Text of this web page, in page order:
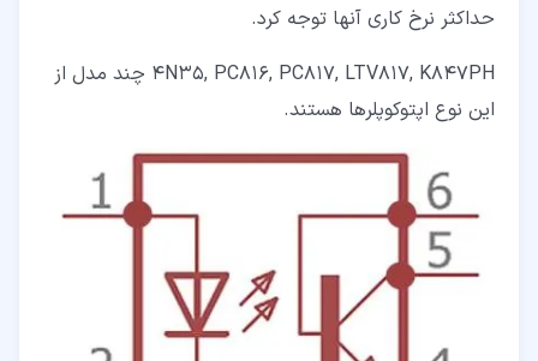
حداکثر نرخ کاری آنها توجه کرد.
4N35, PC816, PC817, LTV817, K847PH چند مدل از
این نوع اپتوکوپلرها هستند.